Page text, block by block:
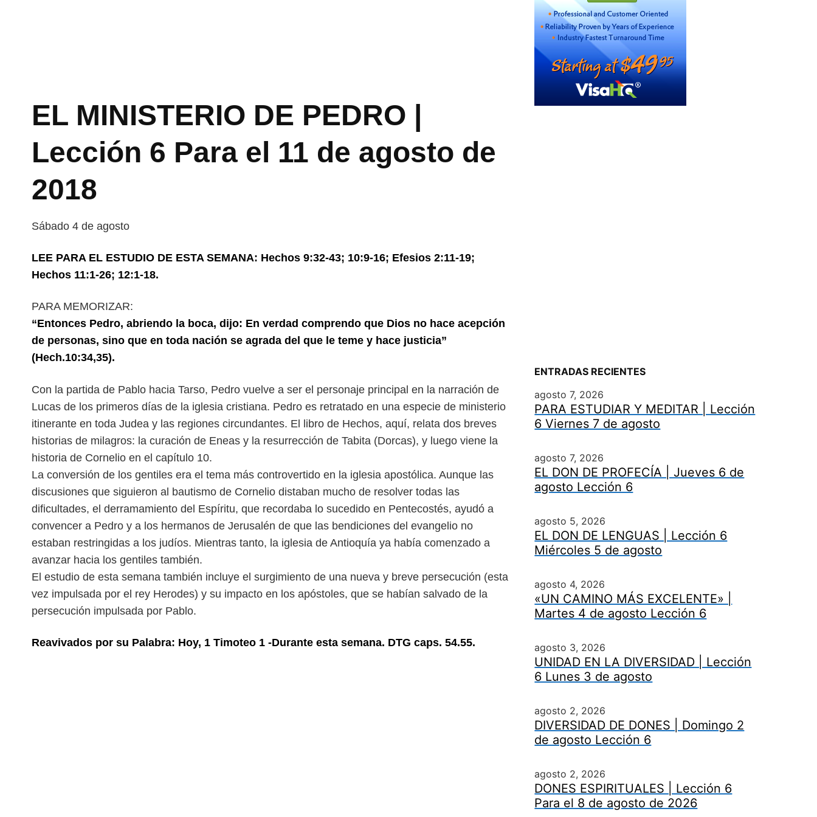
EL MINISTERIO DE PEDRO |
Lección 6 Para el 11 de agosto de
2018
Sábado 4 de agosto
LEE PARA EL ESTUDIO DE ESTA SEMANA: Hechos 9:32-43; 10:9-16; Efesios 2:11-19;
Hechos 11:1-26; 12:1-18.
PARA MEMORIZAR:
“Entonces Pedro, abriendo la boca, dijo: En verdad comprendo que Dios no hace acepción
de personas, sino que en toda nación se agrada del que le teme y hace justicia”
(Hech.10:34,35).
Con la partida de Pablo hacia Tarso, Pedro vuelve a ser el personaje principal en la narración de
Lucas de los primeros días de la iglesia cristiana. Pedro es retratado en una especie de ministerio
itinerante en toda Judea y las regiones circundantes. El libro de Hechos, aquí, relata dos breves
historias de milagros: la curación de Eneas y la resurrección de Tabita (Dorcas), y luego viene la
historia de Cornelio en el capítulo 10.
La conversión de los gentiles era el tema más controvertido en la iglesia apostólica. Aunque las
discusiones que siguieron al bautismo de Cornelio distaban mucho de resolver todas las
dificultades, el derramamiento del Espíritu, que recordaba lo sucedido en Pentecostés, ayudó a
convencer a Pedro y a los hermanos de Jerusalén de que las bendiciones del evangelio no
estaban restringidas a los judíos. Mientras tanto, la iglesia de Antioquía ya había comenzado a
avanzar hacia los gentiles también.
El estudio de esta semana también incluye el surgimiento de una nueva y breve persecución (esta
vez impulsada por el rey Herodes) y su impacto en los apóstoles, que se habían salvado de la
persecución impulsada por Pablo.
Reavivados por su Palabra: Hoy, 1 Timoteo 1 -Durante esta semana. DTG caps. 54.55.
ENTRADAS RECIENTES
agosto 7, 2026
PARA ESTUDIAR Y MEDITAR | Lección
6 Viernes 7 de agosto
agosto 7, 2026
EL DON DE PROFECÍA | Jueves 6 de
agosto Lección 6
agosto 5, 2026
EL DON DE LENGUAS | Lección 6
Miércoles 5 de agosto
agosto 4, 2026
«UN CAMINO MÁS EXCELENTE» |
Martes 4 de agosto Lección 6
agosto 3, 2026
UNIDAD EN LA DIVERSIDAD | Lección
6 Lunes 3 de agosto
agosto 2, 2026
DIVERSIDAD DE DONES | Domingo 2
de agosto Lección 6
agosto 2, 2026
DONES ESPIRITUALES | Lección 6
Para el 8 de agosto de 2026